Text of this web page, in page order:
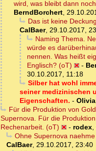
wird, was bleibt dann
BerndBorchert,
Das ist keine
CalBaer, 29.10.2017,
Naming Thema.
würde es
nennen. Was heißt
Englisch? (oT)
-
30.10.2017, 11:18
Silber hat wohl
seiner medizinischen
Eigenschaften. - Olivia
Für die Produktion von
Supernova. Für die
Rechenarbeit. (oT)
- rodex,
Ohne Supernova
CalBaer, 29.10.2017, 23:40